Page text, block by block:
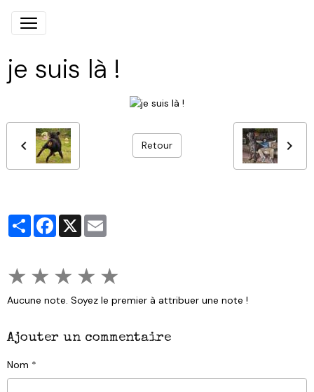
je suis là !
Retour
PartagerFacebook
X
★ ★ ★ ★ ★
Aucune note. Soyez le premier à attribuer une note !
Ajouter un commentaire
Nom